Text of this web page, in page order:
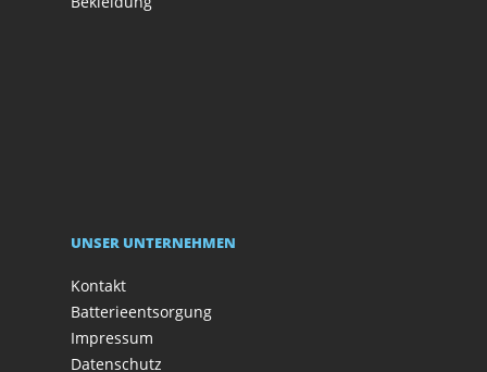
UNSER UNTERNEHMEN
Kontakt
Batterieentsorgung
Impressum
Datenschutz